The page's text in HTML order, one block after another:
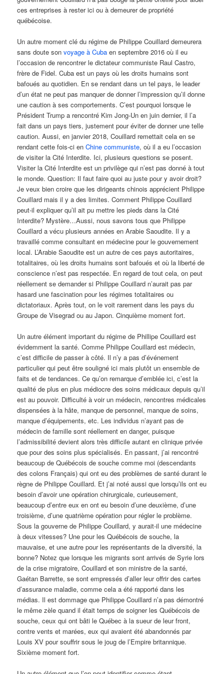
ces entreprises à rester ici ou à demeurer de propriété
québécoise.
Un autre moment clé du régime de Philippe Couillard demeurera
sans doute sonvoyage à Cuba en septembre 2016 où il eu
l’occasion de rencontrer le dictateur communiste Raul Castro,
frère de Fidel. Cuba est un pays où les droits humains sont
bafoués au quotidien. En se rendant dans un tel pays, le leader
d’un état ne peut pas manquer de donner l’impression qu’il donne
une caution à ses comportements. C’est pourquoi lorsque le
Président Trump a rencontré Kim Jong-Un en juin dernier, il l’a
fait dans un pays tiers, justement pour éviter de donner une telle
caution. Aussi, en janvier 2018, Couillard remettait cela en se
rendant cette fois-ci enChine communiste, où il a eu l’occasion
de visiter la Cité Interdite. Ici, plusieurs questions se posent.
Visiter la Cité Interdite est un privilège qui n’est pas donné à tout
le monde. Question: Il faut faire quoi au juste pour y avoir droit?
Je veux bien croire que les dirigeants chinois apprécient Philippe
Couillard mais il y a des limites. Comment Philippe Couillard
peut-il expliquer qu’il ait pu mettre les pieds dans la Cité
Interdite? Mystère…Aussi, nous savons tous que Philippe
Couillard a vécu plusieurs années en Arabie Saoudite. Il y a
travaillé comme consultant en médecine pour le gouvernement
local. L’Arabie Saoudite est un autre de ces pays autoritaires,
totalitaires, où les droits humains sont bafoués et où la liberté de
conscience n’est pas respectée. En regard de tout cela, on peut
réellement se demander si Philippe Couillard n’aurait pas par
hasard une fascination pour les régimes totalitaires ou
dictatoriaux. Après tout, on le voit rarement dans les pays du
Groupe de Visegrad ou au Japon. Cinquième moment fort.
Un autre élément important du régime de Phillipe Couillard est
évidemment la santé. Comme Philippe Couillard est médecin,
c’est difficile de passer à côté. Il n’y a pas d’événement
particulier qui peut être souligné ici mais plutôt un ensemble de
faits et de tendances. Ce qu’on remarque d’emblée ici, c’est la
qualité de plus en plus médiocre des soins médicaux depuis qu’il
est au pouvoir. Difficulté à voir un médecin, rencontres médicales
dispensées à la hâte, manque de personnel, manque de soins,
manque d’équipements, etc. Les individus n’ayant pas de
médecin de famille sont réellement en danger, puisque
l’admissibilité devient alors très difficile autant en clinique privée
que pour des soins plus spécialisés. En passant, j’ai rencontré
beaucoup de Québécois de souche comme moi (descendants
des colons Français) qui ont eu des problèmes de santé durant le
règne de Philippe Couillard. Et j’ai noté aussi que lorsqu’ils ont eu
besoin d’avoir une opération chirurgicale, curieusement,
beaucoup d’entre eux en ont eu besoin d’une deuxième, d’une
troisième, d’une quatrième opération pour régler le problème.
Sous la gouverne de Philippe Couillard, y aurait-il une médecine
à deux vitesses? Une pour les Québécois de souche, la
mauvaise, et une autre pour les représentants de la diversité, la
bonne? Notez que lorsque les migrants sont arrivés de Syrie lors
de la crise migratoire, Couillard et son ministre de la santé,
Gaétan Barrette, se sont empressés d’aller leur offrir des cartes
d’assurance maladie, comme cela a été rapporté dans les
médias. Il est dommage que Philippe Couillard n’a pas démontré
le même zèle quand il était temps de soigner les Québécois de
souche, ceux qui ont bâti le Québec à la sueur de leur front,
contre vents et marées, eux qui avaient été abandonnés par
Louis XV pour souffrir sous le joug de l’Empire britannique.
Sixième moment fort.